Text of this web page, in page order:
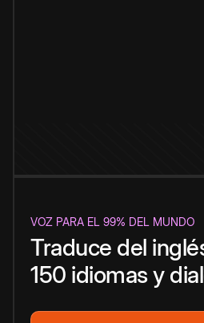
VOZ PARA EL 99% DEL MUNDO
Traduce del
150 idiomas y